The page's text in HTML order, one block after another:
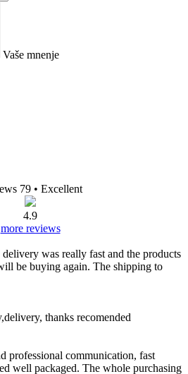
Vaše mnenje
79 • Excellent
4.9
more reviews
was really fast and the products
be buying again. The shipping to
thanks recomended
professional communication, fast
well packaged. The whole purchasing